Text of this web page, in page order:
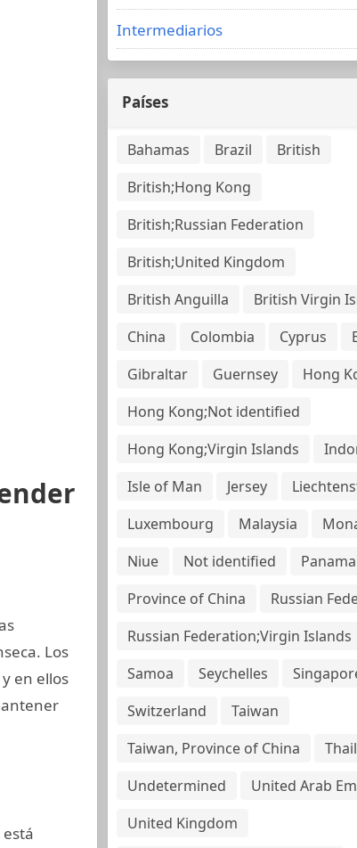
Los
en ellos
Intermediarios
Países
Bahamas Brazil
British
British;Hong Kong
British;Russian Federation
British;United Kingdom
British Anguilla
British Virgin
China
Colombia Cyprus
Gibraltar
Guernsey
Hong
Hong Kong;Not identified
Hong Kong;Virgin Islands
Isle of Man
Jersey
Luxembourg
Malaysia
Niue
Not identified
Panama
Province of China
Russian
Russian Federation;Virgin Islands
Samoa
Seychelles
Switzerland
Taiwan
Taiwan, Province of China
Undetermined
United Arab
United Kingdom